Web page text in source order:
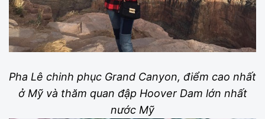
Pha Lê chinh phục Grand Canyon, điểm cao nhất
ở Mỹ và thăm quan đập Hoover Dam lớn nhất
nước Mỹ